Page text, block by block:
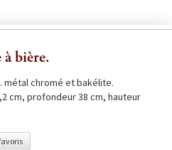
bière.
métal chromé et bakélite.
cm, profondeur 38 cm, hauteur